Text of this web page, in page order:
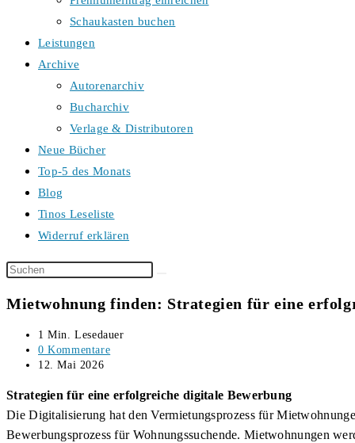
Schaukasten buchen
Leistungen
Archive
Autorenarchiv
Bucharchiv
Verlage & Distributoren
Neue Bücher
Top-5 des Monats
Blog
Tinos Leseliste
Widerruf erklären
Diese
durchsuchen
Mietwohnung finden: Strategien für eine
Lesedauer:
1 Min. Lesedauer
Beitrags-
Kommentare:
0 Kommentare
Beitrag
12. Mai 2026
Strategien für eine erfolgreiche digitale Bewerbung
Die Digitalisierung hat den Vermietungsprozess für
Bewerbungsprozess für Wohnungssuchende. Mietwohnungen